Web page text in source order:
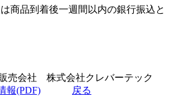
商品到着後一週間以内の銀行振込と
販売会社 株式会社クレバーテック
報(PDF)
戻る